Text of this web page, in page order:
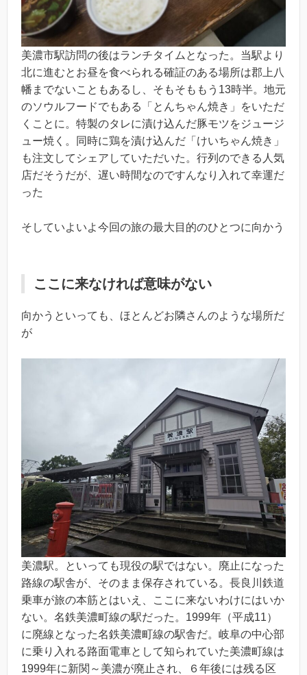
美濃市駅訪問の後はランチタイムとなった。当駅より
北に進むとお昼を食べられる確証のある場所は郡上八
幡までないこともあるし、そもそももう13時半。地元
のソウルフードでもある「とんちゃん焼き」をいただ
くことに。特製のタレに漬け込んだ豚モツをジュージ
ュー焼く。同時に鶏を漬け込んだ「けいちゃん焼き」
も注文してシェアしていただいた。行列のできる人気
店だそうだが、遅い時間なのですんなり入れて幸運だ
った
そしていよいよ今回の旅の最大目的のひとつに向かう
ここに来なければ意味がない
向かうといっても、ほとんどお隣さんのような場所だ
が
美濃駅。といっても現役の駅ではない。廃止になった
路線の駅舎が、そのまま保存されている。長良川鉄道
乗車が旅の本筋とはいえ、ここに来ないわけにはいか
ない。名鉄美濃町線の駅だった。1999年（平成11）
に廃線となった名鉄美濃町線の駅舎だ。岐阜の中心部
に乗り入れる路面電車として知られていた美濃町線は
1999年に新関～美濃が廃止され、６年後には残る区